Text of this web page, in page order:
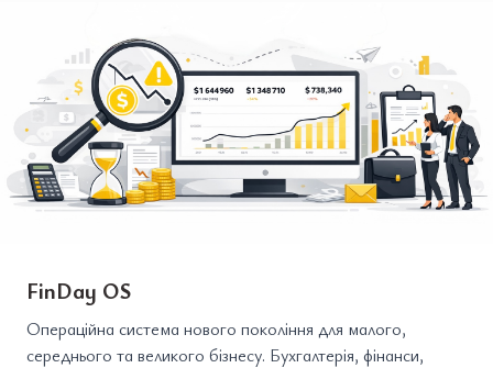
FinDay OS
Операційна система нового покоління для малого,
середнього та великого бізнесу. Бухгалтерія, фінанси,